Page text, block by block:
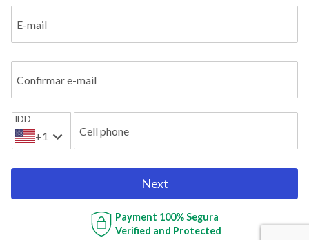
E-mail
Confirmar e-mail
IDD
+1 Cell phone
Next
Payment 100% Segura
Verified and Protected